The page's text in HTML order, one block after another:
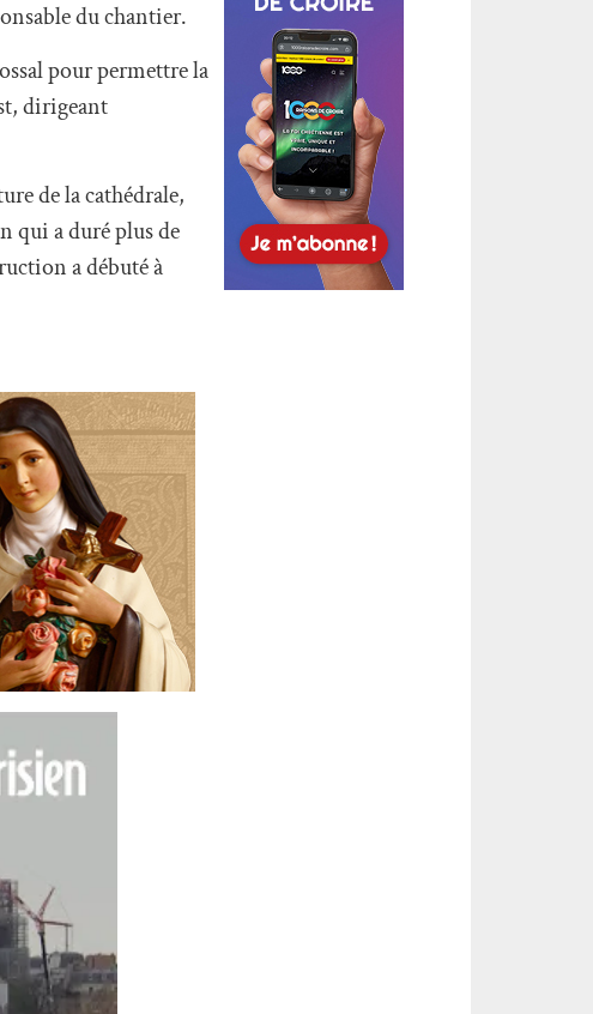
du chantier.
pour permettre la
dirigeant
de la cathédrale,
qui a duré plus de
a débuté à